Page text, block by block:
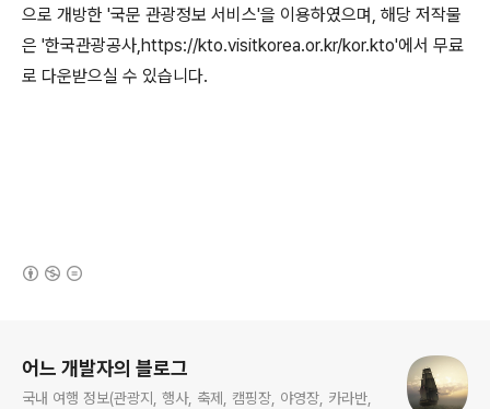
으로 개방한 '국문 관광정보 서비스'을 이용하였으며, 해당 저작물
은 '한국관광공사,https://kto.visitkorea.or.kr/kor.kto'에서 무료
로 다운받으실 수 있습니다.
어느 개발자의 블로그
국내 여행 정보(관광지, 행사, 축제, 캠핑장, 야영장, 카라반,